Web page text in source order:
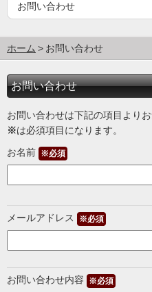
お問い合わせ
ホーム お問い合わせ
お問い合わせ
お問い合わせは下記の項目より
※は必須項目になります。
お名前 ※必須
メールアドレス ※必須
お問い合わせ内容 ※必須